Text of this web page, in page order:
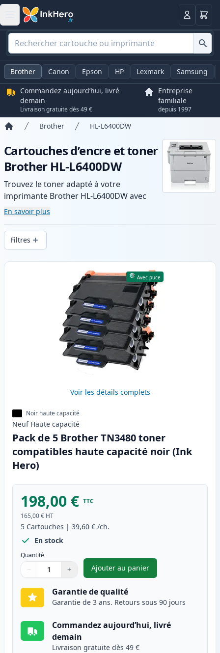
Panier
Brother Canon Epson HP Lexmark Samsung
Commandez aujourd’hui, livré
demain
Livraison gratuite dès 49 €
Entreprise
familiale
depuis 1997
Brother HL-L6400DW
Cartouches d’encre et toner
Brother HL-L6400DW
Trouvez le toner adapté à votre
imprimante Brother HL-L6400DW avec
notre gamme de cartouches compatibles
et haute capacité. Profitez d’une qualité
d’impression constante et d’une livraison
rapide depuis un stock local en .
En savoir plus
Filtres
Produits
Avec puce
Voir les détails complets
Noir haute capacité
Neuf Haute capacité
Pack de 5 Brother TN3480 toner
compatibles haute capacité noir (Ink
Hero)
198,00 € TTC
165,00 € HT
5 Cartouches | 39,60 € /ch.
En stock
Quantité
Quantité
Utilisez les boutons pour ajuster
− +
Quantité
Ajouter au panier
,Pack de 5 Brother TN3480
Garantie de qualité
Garantie de 3 ans. Retours sous 90 jours
Commandez aujourd’hui, livré
demain
Livraison gratuite dès 49 €